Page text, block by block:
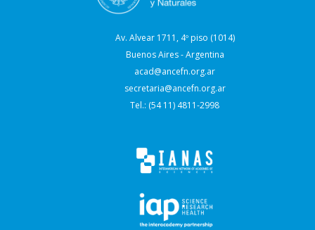
Av. Alvear 1711, 4º piso (1014)
Buenos Aires - Argentina
acad@ancefn.org.ar
secretaria@ancefn.org.ar
Tel.: (54 11) 4811-2998